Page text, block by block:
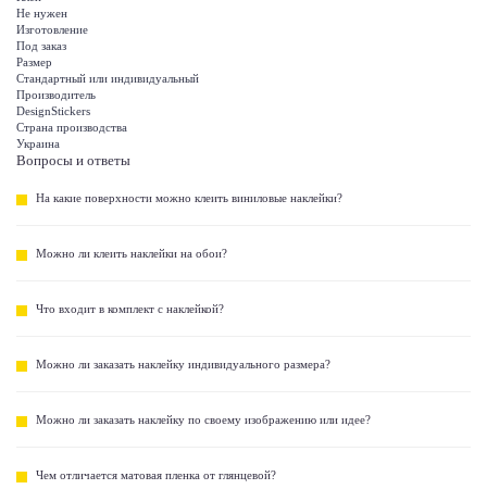
Не нужен
Изготовление
Под заказ
Размер
Стандартный или индивидуальный
Производитель
DesignStickers
Страна производства
Украина
Вопросы и ответы
На какие поверхности можно клеить виниловые наклейки?
Можно ли клеить наклейки на обои?
Что входит в комплект с наклейкой?
Можно ли заказать наклейку индивидуального размера?
Можно ли заказать наклейку по своему изображению или идее?
Чем отличается матовая пленка от глянцевой?